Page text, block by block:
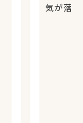
気が落